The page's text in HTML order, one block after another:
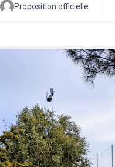
Proposition officielle